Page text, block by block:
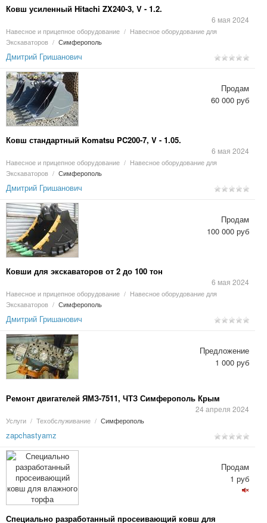
Ковш усиленный Hitachi ZX240-3, V - 1.2.
6 мая 2024
Навесное и прицепное оборудование / Навесное оборудование для
Экскаваторов / Симферополь
Дмитрий Гришанович
Ковш стандартный Komatsu PC200-7, V - 1.05.
6 мая 2024
Навесное и прицепное оборудование / Навесное оборудование для
Экскаваторов / Симферополь
Продам
60 000 руб
Дмитрий Гришанович
Ковши для экскаваторов от 2 до 100 тон
6 мая 2024
Навесное и прицепное оборудование / Навесное оборудование для
Экскаваторов / Симферополь
Продам
100 000 руб
Дмитрий Гришанович
Ремонт двигателей ЯМЗ-7511, ЧТЗ Симферополь Крым
24 апреля 2024
Услуги / Техобслуживание / Симферополь
Предложение
1 000 руб
zapchastyamz
Специально разработанный просеивающий ковш для
Продам
1 руб